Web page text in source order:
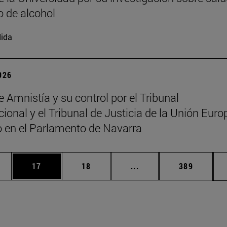
de alcohol
Amnistía y su control por el Tribunal
y el Tribunal de Justicia de la Unión
en el Parlamento de Navarra
Use TAB para desplazarse.
Página
17 Página
18 ... Páginas intermedias
Página
389